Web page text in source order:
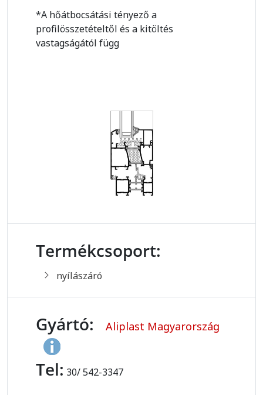
*A hőátbocsátási tényező a
profilösszetételtől és a kitöltés
vastagságától függ
Termékcsoport:
nyílászáró
Gyártó: Aliplast Magyarország
Tel: 30/ 542-3347